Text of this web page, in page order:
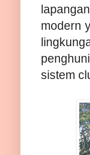
modern
sistem